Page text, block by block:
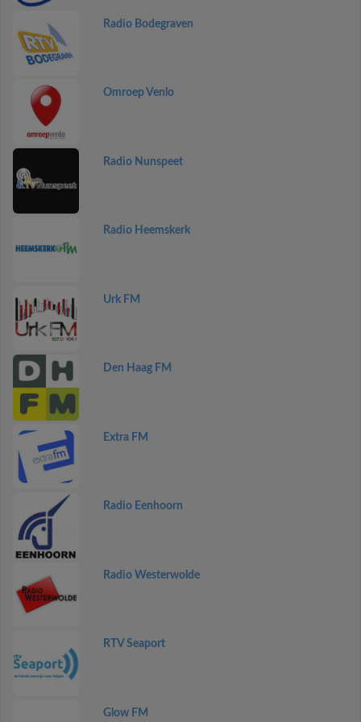
Radio Bodegraven
Omroep Venlo
Radio Nunspeet
Radio Heemskerk
Urk FM
Den Haag FM
Extra FM
Radio Eenhoorn
Radio Westerwolde
RTV Seaport
Glow FM